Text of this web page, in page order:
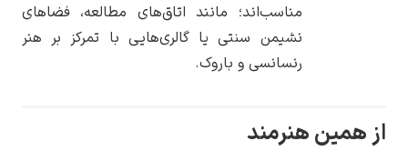
مناسب‌اند؛ مانند اتاق‌های مطالعه، فضاهای
نشیمن سنتی یا گالری‌هایی با تمرکز بر هنر
رنسانسی و باروک.
از همین هنرمند